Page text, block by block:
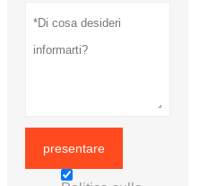
presentare